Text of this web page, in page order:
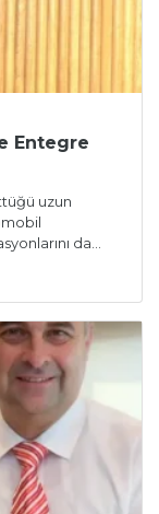
Entegre
uzun
da
genişletiyor.
bir
OMSAN
[…]